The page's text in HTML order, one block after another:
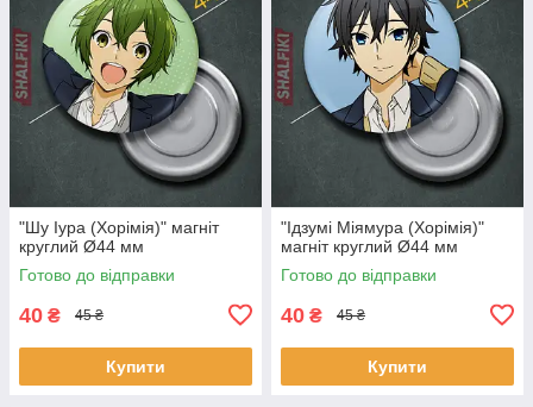
"Шу Іура (Хорімія)" магніт
круглий Ø44 мм
Готово до відправки
40 ₴ 45 ₴
Купити
"Ідзумі Міямура (Хорімія)"
магніт круглий Ø44 мм
Готово до відправки
40 ₴ 45 ₴
Купити